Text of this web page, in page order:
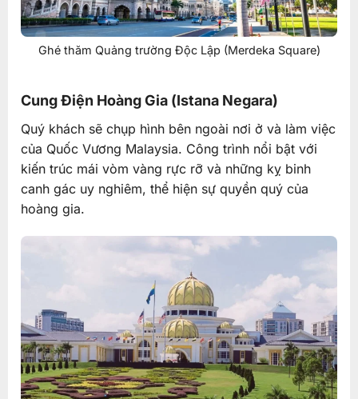
Ghé thăm Quảng trường Độc Lập (Merdeka Square)
Cung Điện Hoàng Gia (Istana Negara)
Quý khách sẽ chụp hình bên ngoài nơi ở và làm việc
của Quốc Vương Malaysia. Công trình nổi bật với
kiến trúc mái vòm vàng rực rỡ và những kỵ binh
canh gác uy nghiêm, thể hiện sự quyền quý của
hoàng gia.